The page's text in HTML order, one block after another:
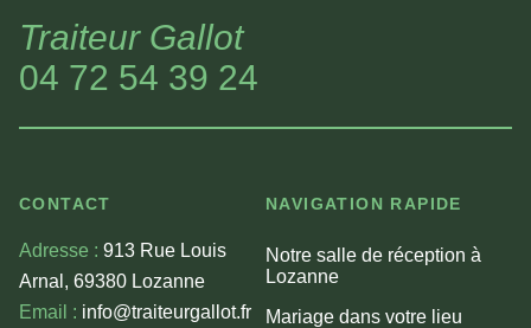
Traiteur Gallot
04 72 54 39 24
CONTACT
Adresse : 913 Rue Louis
Arnal, 69380 Lozanne
Email : info@traiteurgallot.fr
NAVIGATION RAPIDE
Notre salle de réception à
Lozanne
Mariage dans votre lieu